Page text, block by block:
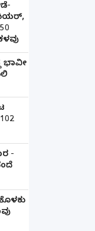
ಭಾವೀ
-